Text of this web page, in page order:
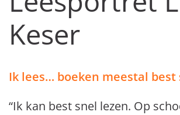
Keser
Ik lees… boeken meestal
“Ik kan best snel lezen. Op